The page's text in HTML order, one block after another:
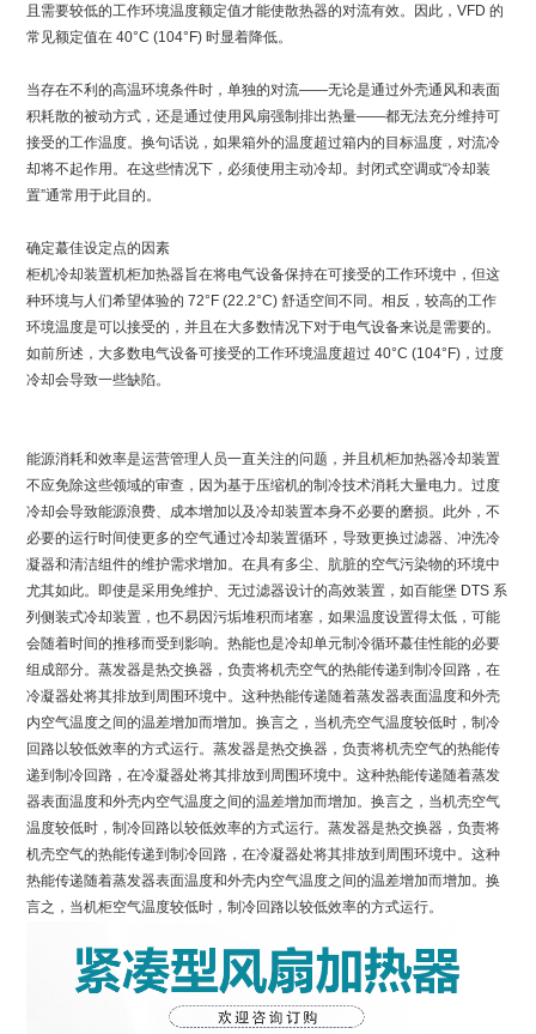
且需要较低的工作环境温度额定值才能使散热器的对流有效。因此，VFD 的
常见额定值在 40°C (104°F) 时显着降低。
当存在不利的高温环境条件时，单独的对流——无论是通过外壳通风和表面
积耗散的被动方式，还是通过使用风扇强制排出热量——都无法充分维持可
接受的工作温度。换句话说，如果箱外的温度超过箱内的目标温度，对流冷
却将不起作用。在这些情况下，必须使用主动冷却。封闭式空调或“冷却装
置”通常用于此目的。
确定蕞佳设定点的因素
柜机冷却装置机柜加热器旨在将电气设备保持在可接受的工作环境中，但这
种环境与人们希望体验的 72°F (22.2°C) 舒适空间不同。相反，较高的工作
环境温度是可以接受的，并且在大多数情况下对于电气设备来说是需要的。
如前所述，大多数电气设备可接受的工作环境温度超过 40°C (104°F)，过度
冷却会导致一些缺陷。
能源消耗和效率是运营管理人员一直关注的问题，并且机柜加热器冷却装置
不应免除这些领域的审查，因为基于压缩机的制冷技术消耗大量电力。过度
冷却会导致能源浪费、成本增加以及冷却装置本身不必要的磨损。此外，不
必要的运行时间使更多的空气通过冷却装置循环，导致更换过滤器、冲洗冷
凝器和清洁组件的维护需求增加。在具有多尘、肮脏的空气污染物的环境中
尤其如此。即使是采用免维护、无过滤器设计的高效装置，如百能堡 DTS 系
列侧装式冷却装置，也不易因污垢堆积而堵塞，如果温度设置得太低，可能
会随着时间的推移而受到影响。热能也是冷却单元制冷循环蕞佳性能的必要
组成部分。蒸发器是热交换器，负责将机壳空气的热能传递到制冷回路，在
冷凝器处将其排放到周围环境中。这种热能传递随着蒸发器表面温度和外壳
内空气温度之间的温差增加而增加。换言之，当机壳空气温度较低时，制冷
回路以较低效率的方式运行。蒸发器是热交换器，负责将机壳空气的热能传
递到制冷回路，在冷凝器处将其排放到周围环境中。这种热能传递随着蒸发
器表面温度和外壳内空气温度之间的温差增加而增加。换言之，当机壳空气
温度较低时，制冷回路以较低效率的方式运行。蒸发器是热交换器，负责将
机壳空气的热能传递到制冷回路，在冷凝器处将其排放到周围环境中。这种
热能传递随着蒸发器表面温度和外壳内空气温度之间的温差增加而增加。换
言之，当机柜空气温度较低时，制冷回路以较低效率的方式运行。